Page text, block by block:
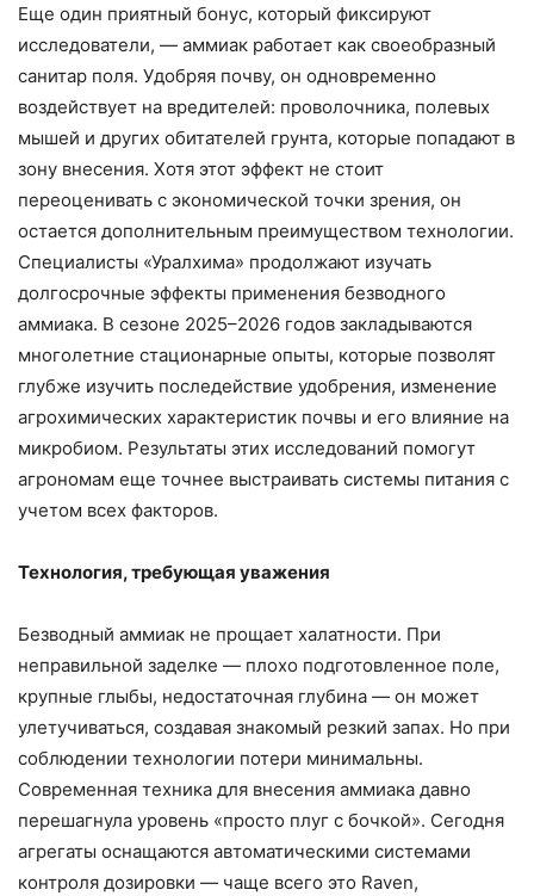
Еще один приятный бонус, который фиксируют
исследователи, — аммиак работает как своеобразный
санитар поля. Удобряя почву, он одновременно
воздействует на вредителей: проволочника, полевых
мышей и других обитателей грунта, которые попадают в
зону внесения. Хотя этот эффект не стоит
переоценивать с экономической точки зрения, он
остается дополнительным преимуществом технологии.
Специалисты «Уралхима» продолжают изучать
долгосрочные эффекты применения безводного
аммиака. В сезоне 2025–2026 годов закладываются
многолетние стационарные опыты, которые позволят
глубже изучить последействие удобрения, изменение
агрохимических характеристик почвы и его влияние на
микробиом. Результаты этих исследований помогут
агрономам еще точнее выстраивать системы питания с
учетом всех факторов.
Технология, требующая уважения
Безводный аммиак не прощает халатности. При
неправильной заделке — плохо подготовленное поле,
крупные глыбы, недостаточная глубина — он может
улетучиваться, создавая знакомый резкий запах. Но при
соблюдении технологии потери минимальны.
Современная техника для внесения аммиака давно
перешагнула уровень «просто плуг с бочкой». Сегодня
агрегаты оснащаются автоматическими системами
контроля дозировки — чаще всего это Raven,